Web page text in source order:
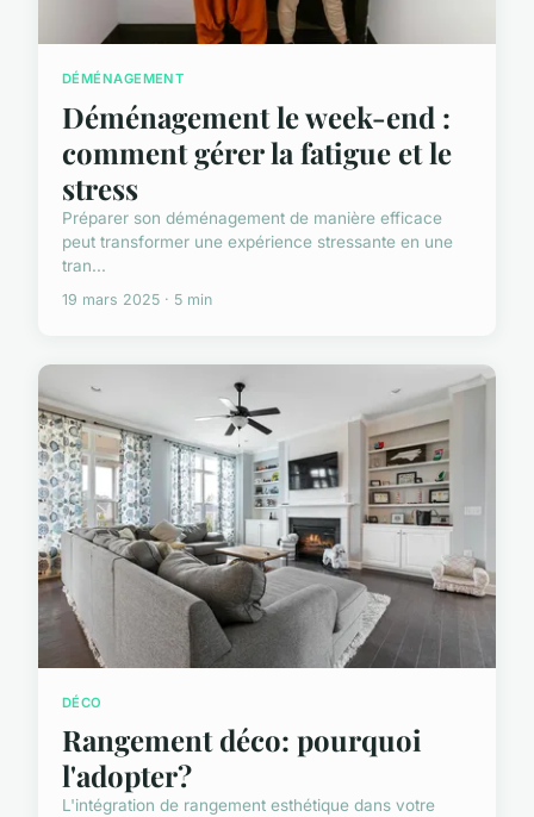
DÉMÉNAGEMENT
Déménagement le week-end :
comment gérer la fatigue et le
stress
Préparer son déménagement de manière efficace
peut transformer une expérience stressante en une
tran...
19 mars 2025 · 5 min
DÉCO
Rangement déco: pourquoi
l'adopter?
L'intégration de rangement esthétique dans votre